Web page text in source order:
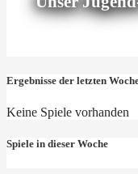
Ergebnisse der letzten
Keine Spiele vorhanden
Spiele in dieser Woche